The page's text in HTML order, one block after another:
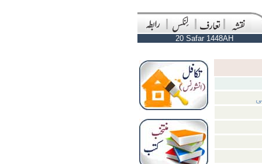
20 Safar 1448AH